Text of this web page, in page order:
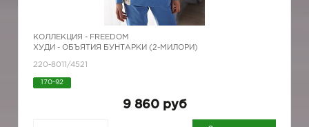
КОЛЛЕКЦИЯ - FREEDOM
ХУДИ - ОБЪЯТИЯ БУНТАРКИ (2-МИЛОРИ)
220-8011/4521
170-92
9 860 руб